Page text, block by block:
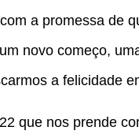
a promessa de
novo começo,
a felicidade
que nos prende